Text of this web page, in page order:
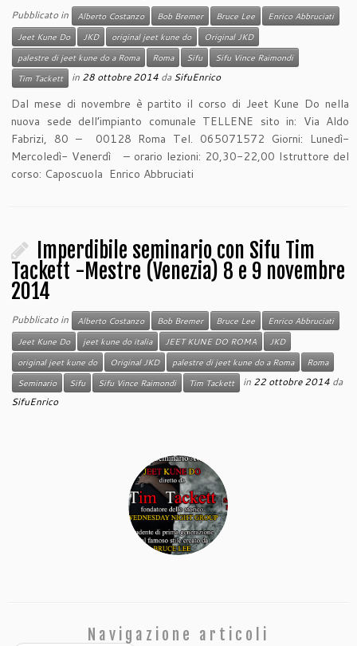
Pubblicato in Alberto Costanzo Bob Bremer Bruce Lee
Enrico Abbruciati
Jeet Kune Do
JKD original jeet kune do
Original JKD
palestre di jeet kune do a Roma
Roma Sifu
Sifu Vince Raimondi
Tim Tackett
in 28 ottobre 2014 daSifuEnrico
Dal mese di novembre è partito il corso di Jeet Kune Do nella
nuova sede dell’impianto comunale TELLENE sito in: Via Aldo
Fabrizi, 80 – 00128 Roma Tel. 065071572 Giorni: Lunedì-
Mercoledì- Venerdì – orario lezioni: 20,30-22,00 Istruttore del
corso: Caposcuola Enrico Abbruciati
Imperdibile seminario con Sifu Tim
Tackett -Mestre (Venezia) 8 e 9 novembre
2014
Pubblicato in Alberto Costanzo Bob Bremer Bruce Lee
Enrico Abbruciati
Jeet Kune Do
jeet kune do italia JEET KUNE DO ROMA
JKD
original jeet kune do
Original JKD palestre di jeet kune do a Roma
Roma
Seminario
Sifu Sifu Vince Raimondi Tim Tackett in 22 ottobre 2014 da
SifuEnrico
Navigazione articoli